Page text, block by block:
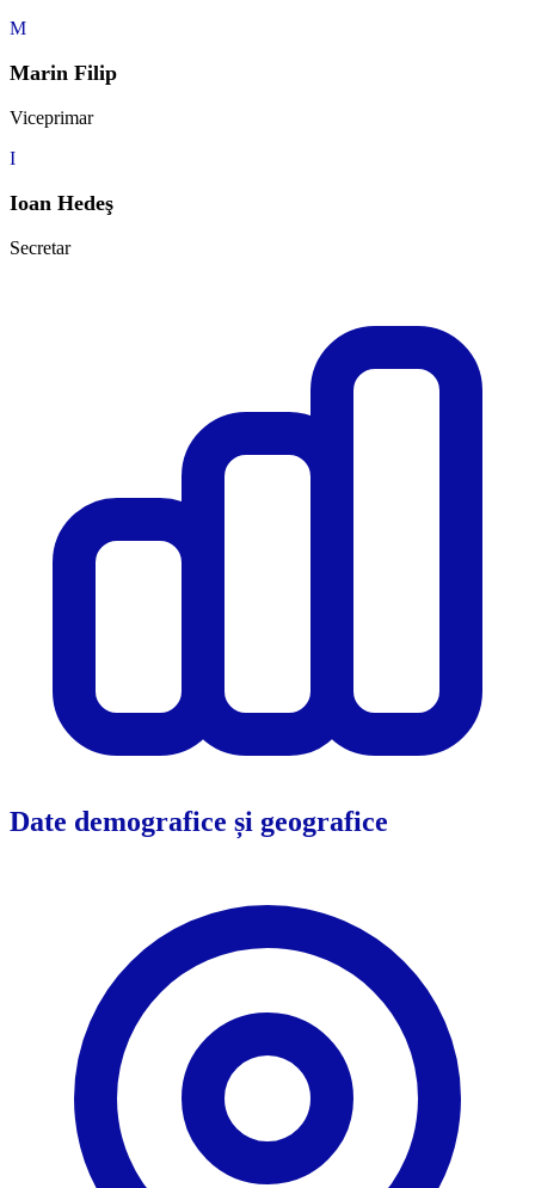
M
Marin Filip
Viceprimar
I
Ioan Hedeş
Secretar
Date demografice și geografice